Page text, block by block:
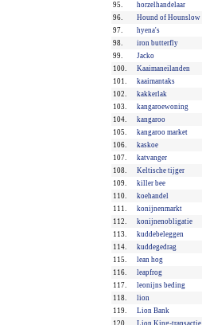
95.
horzelhandelaar
96.
Hound of Hounslow
97.
hyena's
98.
iron butterfly
99.
Jacko
100.
Kaaimaneilanden
101.
kaaimantaks
102.
kakkerlak
103.
kangaroewoning
104.
kangaroo
105.
kangaroo market
106.
kaskoe
107.
katvanger
108.
Keltische tijger
109.
killer bee
110.
koehandel
111.
konijnenmarkt
112.
konijnenobligatie
113.
kuddebeleggen
114.
kuddegedrag
115.
lean hog
116.
leapfrog
117.
leonijns beding
118.
lion
119.
Lion Bank
120.
Lion King-transactie